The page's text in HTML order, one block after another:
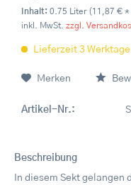
Inhalt: 0.75 Liter (11,87 € *
inkl. MwSt. zzgl.
Lieferzeit 3 Werktage
Merken
Artikel-Nr.:
Beschreibung
In diesem Sekt